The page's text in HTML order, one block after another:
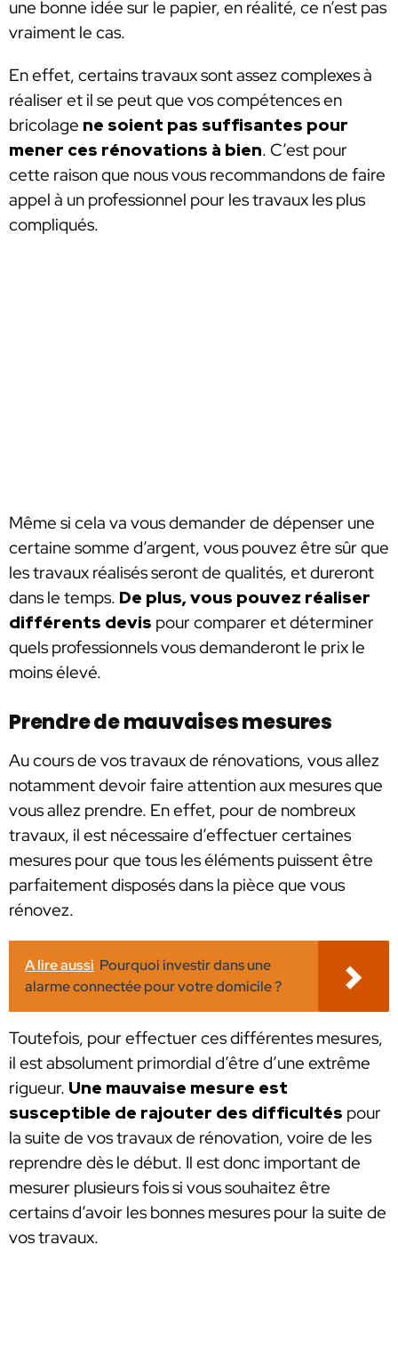
une bonne idée sur le papier, en réalité, ce n’est pas
vraiment le cas.
En effet, certains travaux sont assez complexes à
réaliser et il se peut que vos compétences en
bricolage ne soient pas suffisantes pour
mener ces rénovations à bien. C’est pour
cette raison que nous vous recommandons de faire
appel à un professionnel pour les travaux les plus
compliqués.
Même si cela va vous demander de dépenser une
certaine somme d’argent, vous pouvez être sûr que
les travaux réalisés seront de qualités, et dureront
dans le temps. De plus, vous pouvez réaliser
différents devis pour comparer et déterminer
quels professionnels vous demanderont le prix le
moins élevé.
Prendre de mauvaises mesures
Au cours de vos travaux de rénovations, vous allez
notamment devoir faire attention aux mesures que
vous allez prendre. En effet, pour de nombreux
travaux, il est nécessaire d’effectuer certaines
mesures pour que tous les éléments puissent être
parfaitement disposés dans la pièce que vous
rénovez.
A lire aussi Pourquoi investir dans une
alarme connectée pour votre domicile ?
Toutefois, pour effectuer ces différentes mesures,
il est absolument primordial d’être d’une extrême
rigueur. Une mauvaise mesure est
susceptible de rajouter des difficultés pour
la suite de vos travaux de rénovation, voire de les
reprendre dès le début. Il est donc important de
mesurer plusieurs fois si vous souhaitez être
certains d’avoir les bonnes mesures pour la suite de
vos travaux.